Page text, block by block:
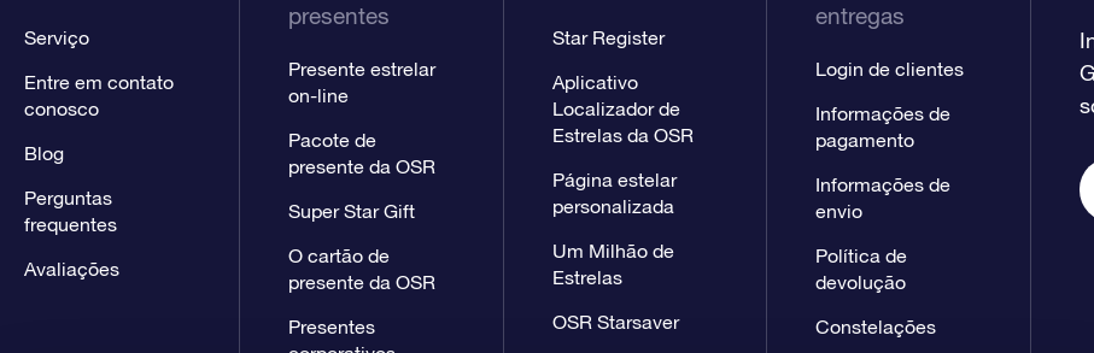
Serviço
Entre em contato
conosco
Blog
Perguntas
frequentes
Avaliações
presentes
Presente estrelar
on-line
Pacote de
presente da OSR
Super Star Gift
O cartão de
presente da OSR
Presentes
Star Register
Aplicativo
Localizador de
Estrelas da OSR
Página estelar
personalizada
Um Milhão de
Estrelas
OSR Starsaver
entregas
Login de clientes
Informações de
pagamento
Informações de
envio
Política de
devolução
Constelações